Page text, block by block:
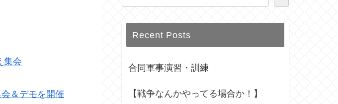
集会
＆デモを開催
Recent Posts
合同軍事演習・訓練
【戦争なんかやってる場合か！】